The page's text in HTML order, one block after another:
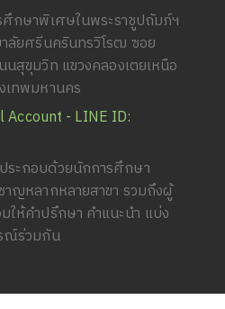
กษาพิเศษในพระราชูปถัมภ์ฯ
ลัยศรีนครินทรวิโรฒ ซอย
สุขุมวิท แขวงคลองเตยเหนือ
เทพมหานคร
- LINE ID: @spedf
ะกอบด้วยนักการศึกษาพิเศษ
กหลายสาขา รวมถึงผู้ปกครอง
ษา คำแนะนำ แบ่งปัน
วมกัน